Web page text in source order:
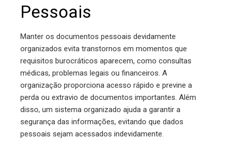
Pessoais
Manter os documentos pessoais devidamente
organizados evita transtornos em momentos que
requisitos burocráticos aparecem, como consultas
médicas, problemas legais ou financeiros. A
organização proporciona acesso rápido e previne a
perda ou extravio de documentos importantes. Além
disso, um sistema organizado ajuda a garantir a
segurança das informações, evitando que dados
pessoais sejam acessados indevidamente.